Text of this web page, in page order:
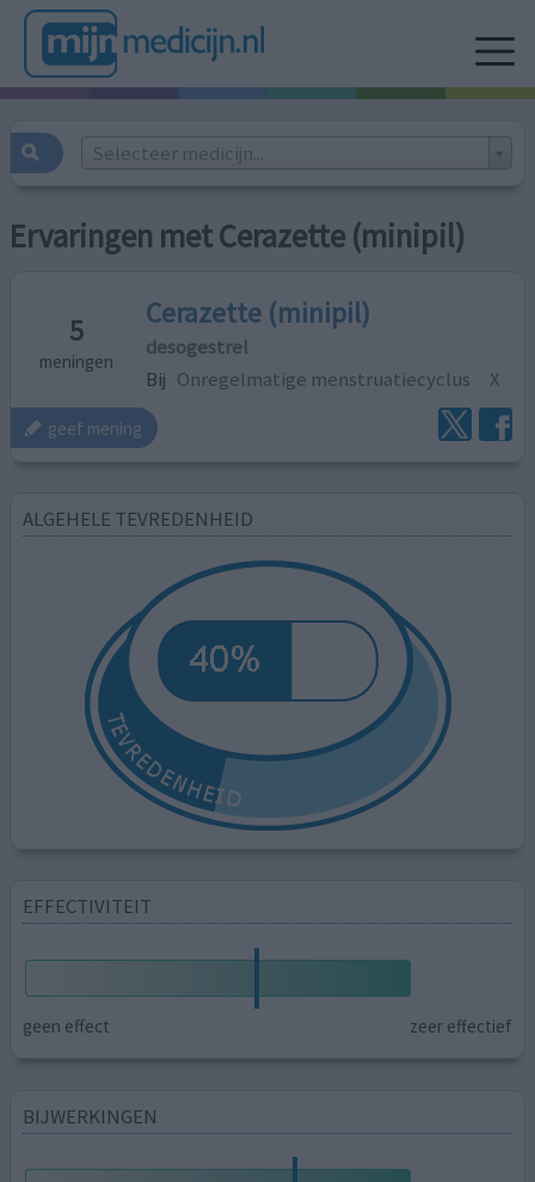
Selecteer medicijn...
Ervaringen met Cerazette (minipil)
5
meningen
Cerazette (minipil)
desogestrel
Bij Onregelmatige menstruatiecyclus X
geef mening
ALGEHELE TEVREDENHEID
EFFECTIVITEIT
geen effect zeer effectief
BIJWERKINGEN